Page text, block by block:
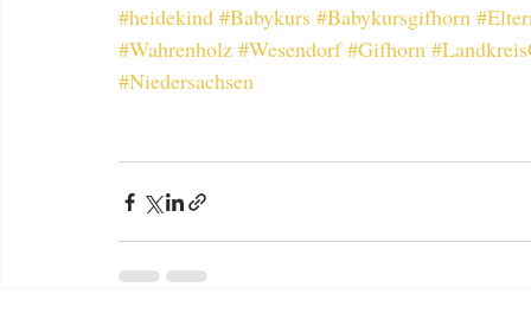
#heidekind #Babykurs #Babykursgifhorn
#Wahrenholz #Wesendorf #Gifhorn
#Niedersachsen